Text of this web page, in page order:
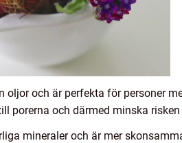
och är perfekta för personer
porerna och därmed minska
mineraler och är mer